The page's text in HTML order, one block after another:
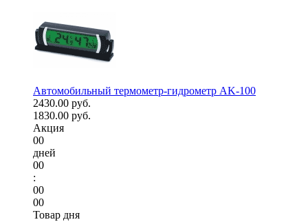
Автомобильный термометр-гидрометр AK-100
2430.00 руб.
1830.00 руб.
Акция
00
дней
00
:
00
00
Товар дня